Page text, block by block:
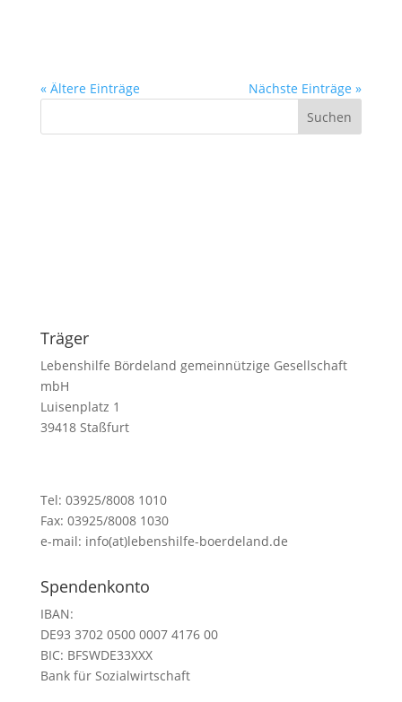
« Ältere Einträge
Nächste Einträge »
Suchen
Träger
Lebenshilfe Bördeland gemeinnützige Gesellschaft
mbH
Luisenplatz 1
39418 Staßfurt
Tel: 03925/8008 1010
Fax: 03925/8008 1030
e-mail: info(at)lebenshilfe-boerdeland.de
Spendenkonto
IBAN:
DE93 3702 0500 0007 4176 00
BIC: BFSWDE33XXX
Bank für Sozialwirtschaft